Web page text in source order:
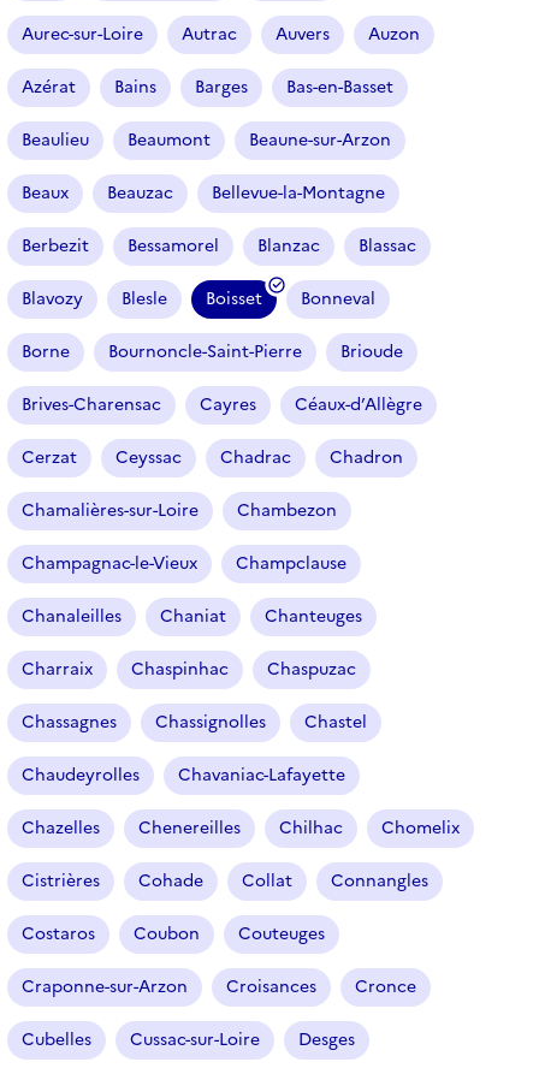
Aurec-sur-Loire Autrac Auvers Auzon
Azérat Bains Barges Bas-en-Basset
Beaulieu Beaumont Beaune-sur-Arzon
Beaux Beauzac Bellevue-la-Montagne
Berbezit Bessamorel Blanzac Blassac
Blavozy Blesle Boisset
(
f
i
l
t
r
e
s
é
l
e
c
t
i
o
n
n
é
)
Bonneval
Borne Bournoncle-Saint-Pierre Brioude
Brives-Charensac Cayres Céaux-d’Allègre
Cerzat Ceyssac Chadrac Chadron
Chamalières-sur-Loire Chambezon
Champagnac-le-Vieux Champclause
Chanaleilles Chaniat Chanteuges
Charraix Chaspinhac Chaspuzac
Chassagnes Chassignolles Chastel
Chaudeyrolles Chavaniac-Lafayette
Chazelles Chenereilles Chilhac Chomelix
Cistrières Cohade Collat Connangles
Costaros Coubon Couteuges
Craponne-sur-Arzon Croisances Cronce
Cubelles Cussac-sur-Loire Desges